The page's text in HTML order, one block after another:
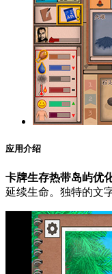
应用介绍
卡牌生存热带岛屿优
延续生命。独特的文